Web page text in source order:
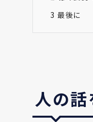
3 最後に
人の